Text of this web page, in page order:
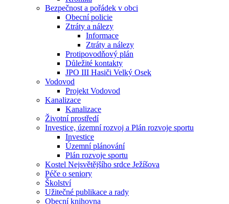
Bezpečnost a pořádek v obci
Obecní policie
Ztráty a nálezy
Informace
Ztráty a nálezy
Protipovodňový plán
Důležité kontakty
JPO III Hasiči Velký Osek
Vodovod
Projekt Vodovod
Kanalizace
Kanalizace
Životní prostředí
Investice, územní rozvoj a Plán rozvoje sportu
Investice
Územní plánování
Plán rozvoje sportu
Kostel Nejsvětějšího srdce Ježíšova
Péče o seniory
Školství
Užitečné publikace a rady
Obecní knihovna